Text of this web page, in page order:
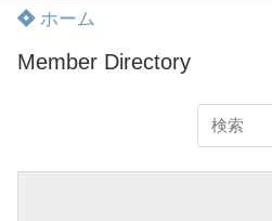
ホーム
Member Directory